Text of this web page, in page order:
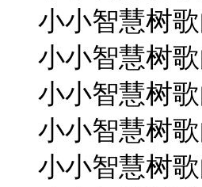
小小智慧树
小小智慧树
小小智慧树
小小智慧树
小小智慧树